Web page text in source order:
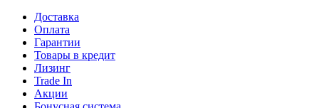
Доставка
Оплата
Гарантии
Товары в кредит
Лизинг
Trade In
Акции